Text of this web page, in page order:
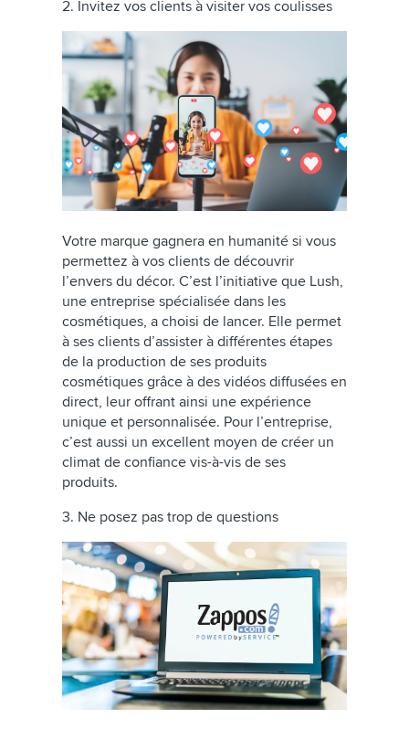
2. Invitez vos clients à visiter vos coulisses
Votre marque gagnera en humanité si vous
permettez à vos clients de découvrir
l’envers du décor. C’est l’initiative que Lush,
une entreprise spécialisée dans les
cosmétiques, a choisi de lancer. Elle permet
à ses clients d’assister à différentes étapes
de la production de ses produits
cosmétiques grâce à des vidéos diffusées en
direct, leur offrant ainsi une expérience
unique et personnalisée. Pour l’entreprise,
c’est aussi un excellent moyen de créer un
climat de confiance vis-à-vis de ses
produits.
3. Ne posez pas trop de questions